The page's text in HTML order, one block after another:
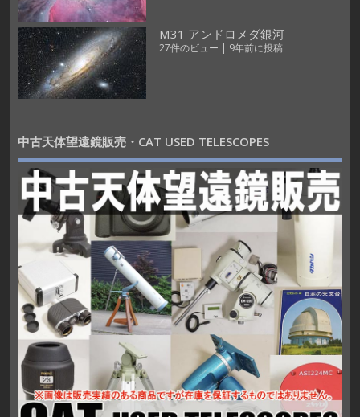
M31 アンドロメダ銀河
27件のビュー | 9年前に投稿
中古天体望遠鏡販売・CAT USED TELESCOPES